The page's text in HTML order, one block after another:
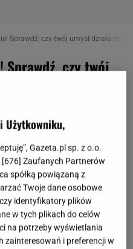
Sprawdź, czy twój umysł działa na
czy twój
obrotach!
na myślenie.
nich?
Użytkowniku,
Gazeta.pl sp. z o.o.
[676] Zaufanych Partnerów
spółką powiązaną z
Twoje dane osobowe
identyfikatory plików
w tych plikach do celów
na potrzeby wyświetlania
zainteresowań i preferencji w